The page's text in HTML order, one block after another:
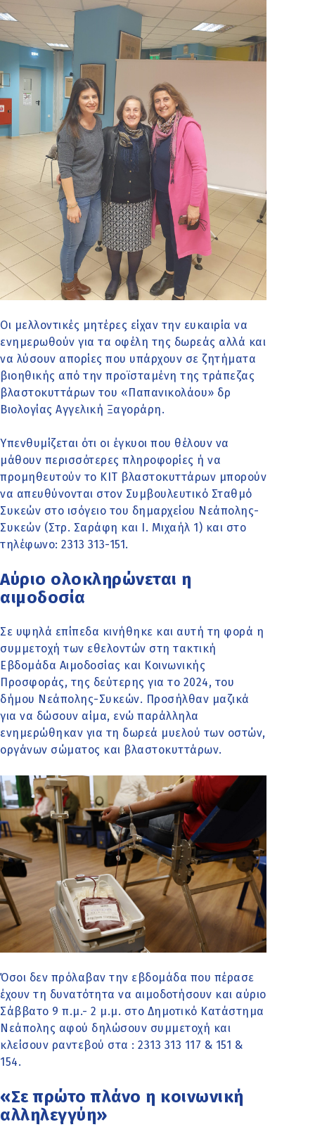
Οι μελλοντικές μητέρες είχαν την ευκαιρία να
ενημερωθούν για τα οφέλη της δωρεάς αλλά και
να λύσουν απορίες που υπάρχουν σε ζητήματα
βιοηθικής από την προϊσταμένη της τράπεζας
βλαστοκυττάρων του «Παπανικολάου» δρ
Βιολογίας Αγγελική Ξαγοράρη.
Υπενθυμίζεται ότι οι έγκυοι που θέλουν να
μάθουν περισσότερες πληροφορίες ή να
προμηθευτούν το ΚΙΤ βλαστοκυττάρων μπορούν
να απευθύνονται στον Συμβουλευτικό Σταθμό
Συκεών στο ισόγειο του δημαρχείου Νεάπολης-
Συκεών (Στρ. Σαράφη και Ι. Μιχαήλ 1) και στο
τηλέφωνο: 2313 313-151.
Αύριο ολοκληρώνεται η
αιμοδοσία
Σε υψηλά επίπεδα κινήθηκε και αυτή τη φορά η
συμμετοχή των εθελοντών στη τακτική
Εβδομάδα Αιμοδοσίας και Κοινωνικής
Προσφοράς, της δεύτερης για το 2024, του
δήμου Νεάπολης-Συκεών. Προσήλθαν μαζικά
για να δώσουν αίμα, ενώ παράλληλα
ενημερώθηκαν για τη δωρεά μυελού των οστών,
οργάνων σώματος και βλαστοκυττάρων.
Όσοι δεν πρόλαβαν την εβδομάδα που πέρασε
έχουν τη δυνατότητα να αιμοδοτήσουν και αύριο
Σάββατο 9 π.μ.- 2 μ.μ. στο Δημοτικό Κατάστημα
Νεάπολης αφού δηλώσουν συμμετοχή και
κλείσουν ραντεβού στα : 2313 313 117 & 151 &
154.
«Σε πρώτο πλάνο η κοινωνική
αλληλεγγύη»